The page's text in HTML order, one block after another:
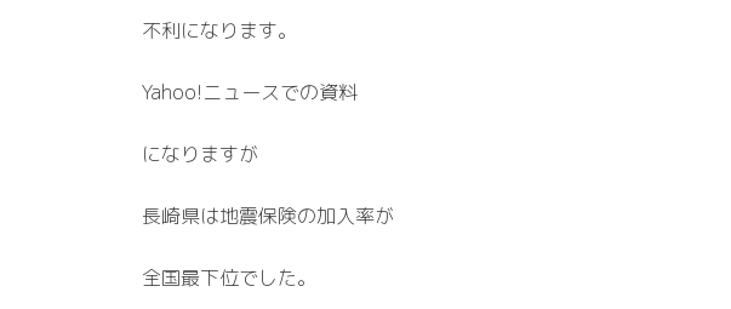
不利になります。
Yahoo!ニュースでの資料
になりますが
長崎県は地震保険の加入率が
全国最下位でした。